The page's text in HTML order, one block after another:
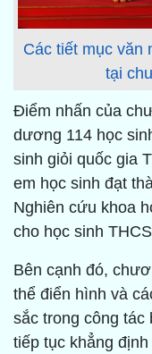
Các tiết mục văn
tại
Điểm nhấn của
dương 114 học
sinh giỏi quốc gia
em học sinh đạt
Nghiên cứu khoa
cho học sinh
Bên cạnh đó,
thể điển hình và
sắc trong công tác
tiếp tục khẳng